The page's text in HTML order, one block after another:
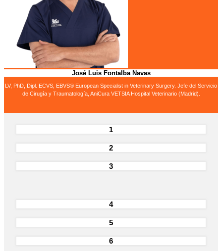
José Luis Fontalba Navas
LV, PhD, Dipl. ECVS, EBVS® European Specialist in Veterinary Surgery. Jefe del Servicio
de Cirugía y Traumatología, AniCura VETSIA Hospital Veterinario (Madrid).
1
2
3
4
5
6